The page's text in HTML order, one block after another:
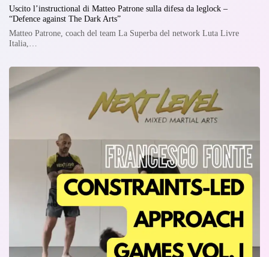
Uscito l’instructional di Matteo Patrone sulla difesa da leglock –
“Defence against The Dark Arts”
Matteo Patrone, coach del team La Superba del network Luta Livre
Italia,…